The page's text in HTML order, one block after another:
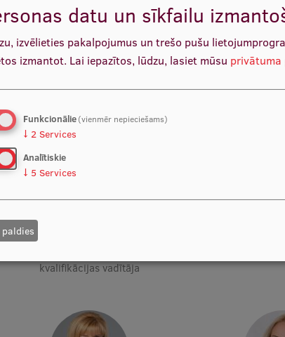
Docētāja, Vadošais pētnieks
Katedras vadītājs,
Prof. Dr. paed., Mg. psych. Žermēna
Docētāja, Vadošā pētniece, Vadošā
pētniece, Docētāja, Psiholoģiskās
kvalifikācijas vadītāja
Prof. PhD
datu un sīkfailu
izvēlieties pakalpojumus un trešo pušu
izmantot. Lai iepazītos, lūdzu, lasiet mūsu
Funkcionālie(vienmēr nepieciešams)
↓ 2 Services
Analītiskie
↓ 5 Services
paldies